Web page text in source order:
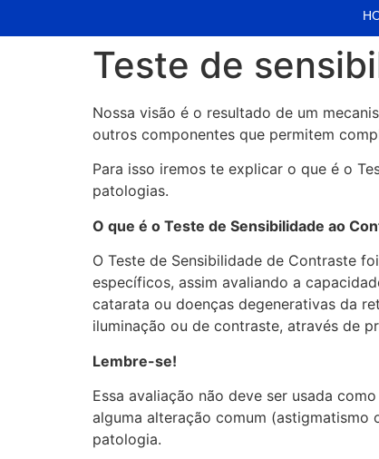
Teste de
Nossa visão é o resultado de um
outros componentes que permitem
Para isso iremos te explicar o que é o
patologias.
O que é o Teste de Sensibilidade ao
O Teste de Sensibilidade de Contraste
específicos, assim avaliando a
catarata ou doenças degenerativas da
iluminação ou de contraste, através de
Lembre-se!
Essa avaliação não deve ser usada
alguma alteração comum
patologia.